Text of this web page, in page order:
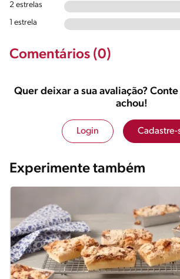
2 estrelas
1 estrela
Comentários (0)
Quer deixar a sua avaliação?
achou!
Login Cadastre-
Experimente também